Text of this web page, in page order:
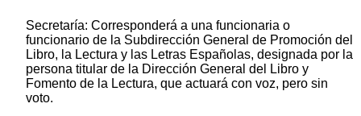
Secretaría: Corresponderá a una funcionaria o
funcionario de la Subdirección General de Promoción del
Libro, la Lectura y las Letras Españolas, designada por la
persona titular de la Dirección General del Libro y
Fomento de la Lectura, que actuará con voz, pero sin
voto.